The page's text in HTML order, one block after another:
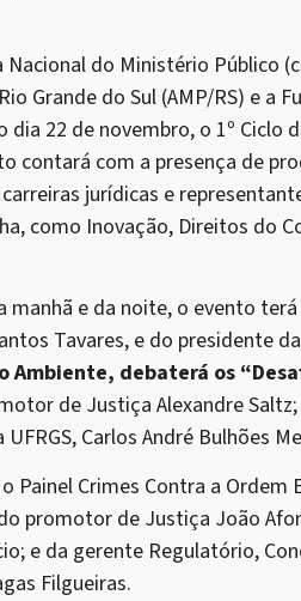
do Ministério Público
Grande do Sul (AMP/RS) e a
22 de novembro, o 1º Ciclo
contará com a presença de
jurídicas e
como Inovação, Direitos do
e da noite, o evento
Tavares, e do presidente
debaterá os
de Justiça Alexandre
Carlos André Bulhões
Painel Crimes Contra a Ordem
promotor de Justiça João
e da gerente Regulatório,
Filgueiras.